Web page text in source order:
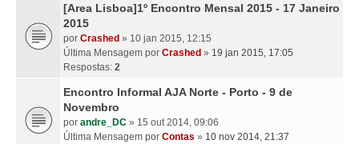
[Area Lisboa]1º Encontro Mensal 2015 - 17 Janeiro
2015
por Crashed » 10 jan 2015, 12:15
Última Mensagem por Crashed » 19 jan 2015, 17:05
Respostas: 2
Encontro Informal AJA Norte - Porto - 9 de
Novembro
por andre_DC » 15 out 2014, 09:06
Última Mensagem por Contas » 10 nov 2014, 21:37